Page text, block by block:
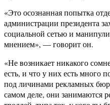
«Это осознанная попытка
администрации президента
социальной сетью и
мнением», — говорит он.
«Не возникает никакого
есть, и что у них есть много
под личинами рекламных
самом деле, они занимаются